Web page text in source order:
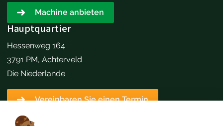
Machine anbieten
Hauptquartier
Hessenweg 164
3791 PM, Achterveld
Die Niederlande
Vereinbaren Sie einen Termin
Kontaktangaben